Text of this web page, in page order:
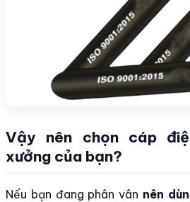
Vậy nên chọn cáp
xưởng của bạn?
Nếu bạn đang phân vân nên